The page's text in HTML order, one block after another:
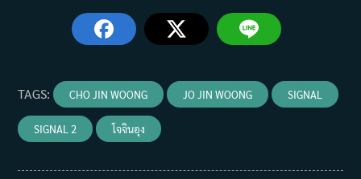
TAGS: CHO JIN WOONG JO JIN WOONG SIGNAL
SIGNAL 2 โจจินอุง